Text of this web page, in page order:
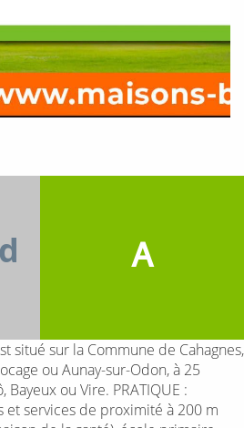
A
situé ​sur la Commune de Cahagnes,
ou Aunay-sur-Odon​, à 25
Bayeux ou Vire. PRATIQUE :
​et services de proximité à 200 m